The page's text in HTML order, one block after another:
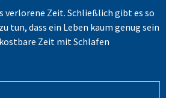
verlorene Zeit. Schließlich gibt es so
tun, dass ein Leben kaum genug sein
Zeit mit Schlafen